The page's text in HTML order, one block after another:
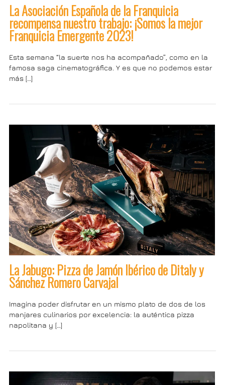
La Asociación Española de la Franquicia
recompensa nuestro trabajo: ¡Somos la mejor
Franquicia Emergente 2023!
Esta semana “la suerte nos ha acompañado”, como en la
famosa saga cinematográfica. Y es que no podemos estar
más […]
La Jabugo: Pizza de Jamón Ibérico de Ditaly y
Sánchez Romero Carvajal
Imagina poder disfrutar en un mismo plato de dos de los
manjares culinarios por excelencia: la auténtica pizza
napolitana y […]